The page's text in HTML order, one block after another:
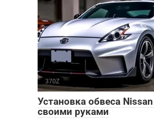
370Z
Установка обвеса
своими руками